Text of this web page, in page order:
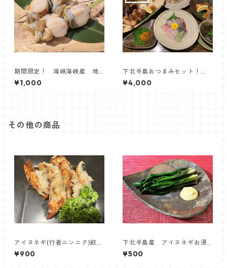
期間限定！ 海峡海峡産 地
まきホタテ串
¥1,000
下北半島おつまみセット！
【居酒屋くるまざ】
¥4,000
その他の商品
アイヌネギ(行者ニンニク)餃子
10個入り
¥900
下北半島産 アイヌネギお浸
し
¥500